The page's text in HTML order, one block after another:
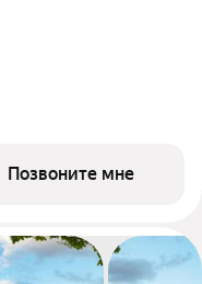
Позвоните мне